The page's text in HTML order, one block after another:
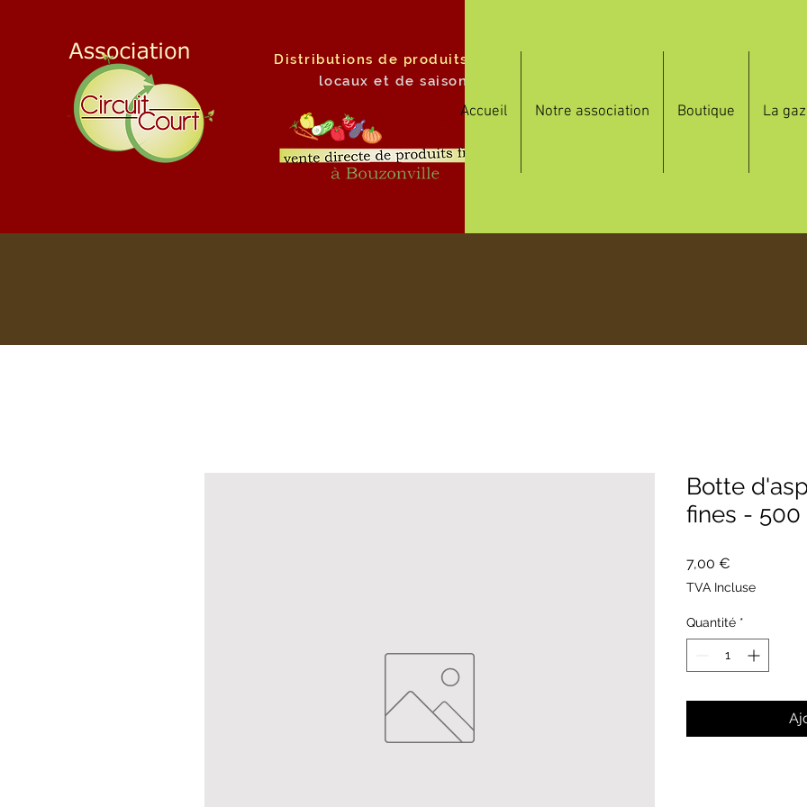
Distributions de produits
locaux et de saison
Accueil Notre association Boutique La
Botte
fines - 500
7,00 €
TVA Incluse
Quantité *